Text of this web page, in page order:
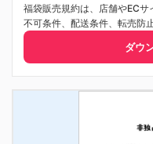
福袋販売規約は、店舗やEC
不可条件、配送条件、転売防
ダウ